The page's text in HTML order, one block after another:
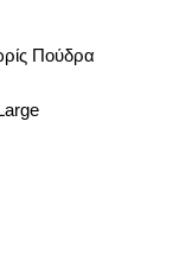
Πούδρα